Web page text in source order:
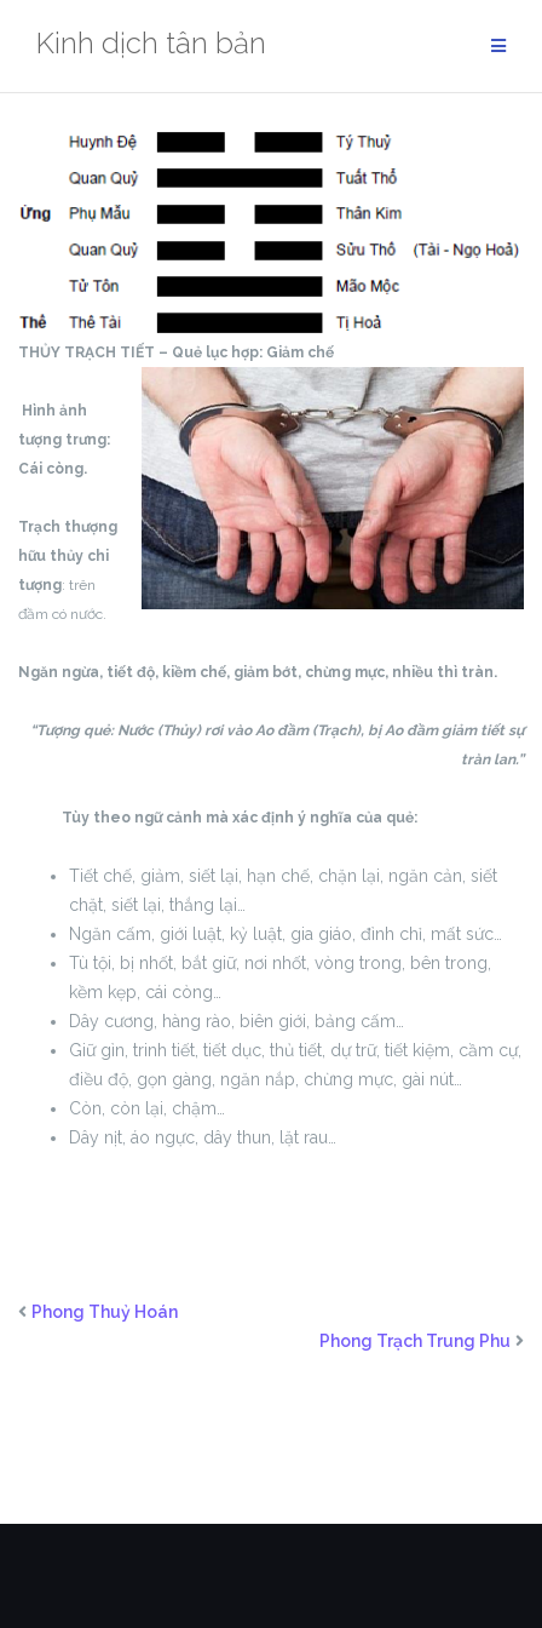
Kinh dịch tân bản
THỦY TRẠCH TIẾT – Quẻ lục hợp: Giảm chế
Hình ảnh
tượng trưng:
Cái còng.
Trạch thượng
hữu thủy chi
tượng: trên
đầm có nước.
Ngăn ngừa, tiết độ, kiềm chế, giảm bớt, chừng mực, nhiều thì tràn.
“Tượng quẻ: Nước (Thủy) rơi vào Ao đầm (Trạch), bị Ao đầm giảm tiết sự
tràn lan.”
Tùy theo ngữ cảnh mà xác định ý nghĩa của quẻ:
Tiết chế, giảm, siết lại, hạn chế, chặn lại, ngăn cản, siết
chặt, siết lại, thắng lại…
Ngăn cấm, giới luật, kỷ luật, gia giáo, đình chỉ, mất sức…
Tù tội, bị nhốt, bắt giữ, nơi nhốt, vòng trong, bên trong,
kềm kẹp, cái còng…
Dây cương, hàng rào, biên giới, bảng cấm…
Giữ gìn, trinh tiết, tiết dục, thủ tiết, dự trữ, tiết kiệm, cầm cự,
điều độ, gọn gàng, ngăn nắp, chừng mực, gài nút…
Còn, còn lại, chậm…
Dây nịt, áo ngực, dây thun, lặt rau…
Phong Thuỷ Hoán
Phong Trạch Trung Phu